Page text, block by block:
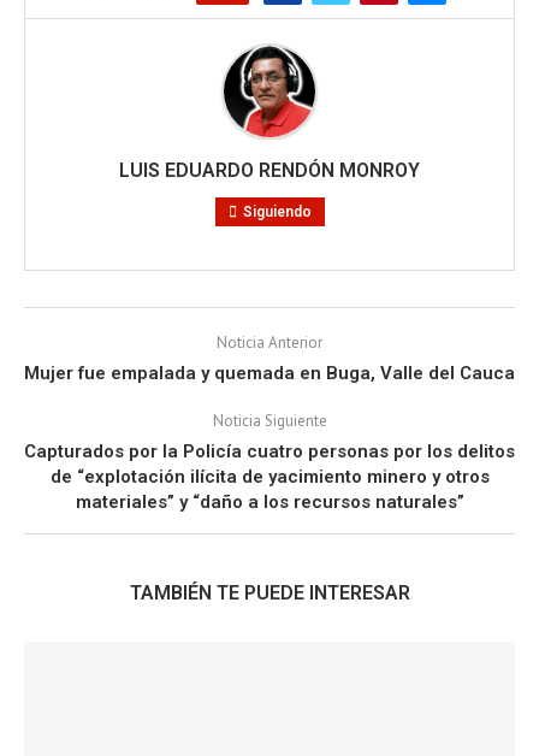
LUIS EDUARDO RENDÓN MONROY
Siguiendo
Noticia Anterior
Mujer fue empalada y quemada en Buga, Valle del Cauca
Noticia Siguiente
Capturados por la Policía cuatro personas por los delitos
de “explotación ilícita de yacimiento minero y otros
materiales” y “daño a los recursos naturales”
TAMBIÉN TE PUEDE INTERESAR